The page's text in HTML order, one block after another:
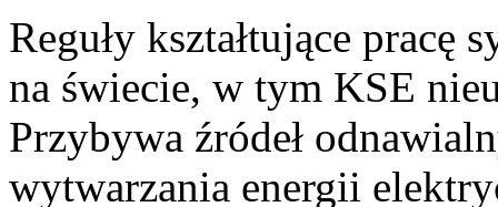
Reguły kształtujące pracę
na świecie, w tym KSE
Przybywa źródeł
wytwarzania energii